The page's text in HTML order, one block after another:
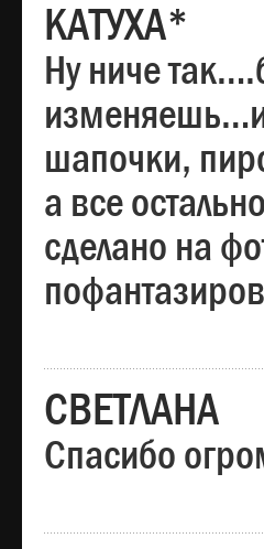
КАТУХА*
Ну ниче
изменяешь…и
шапочки,
а все
сделано на
СВЕТЛАНА
Спасибо